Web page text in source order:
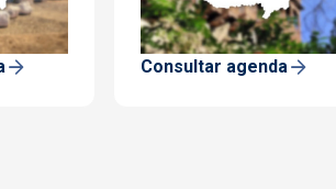
Consultar agenda